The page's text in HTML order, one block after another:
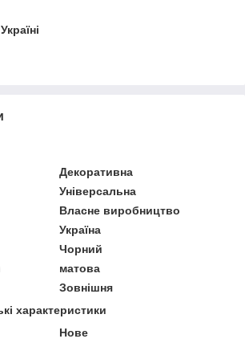
Декоративна
Універсальна
Власне виробництво
Україна
Чорний
матова
Зовнішня
характеристики
Нове